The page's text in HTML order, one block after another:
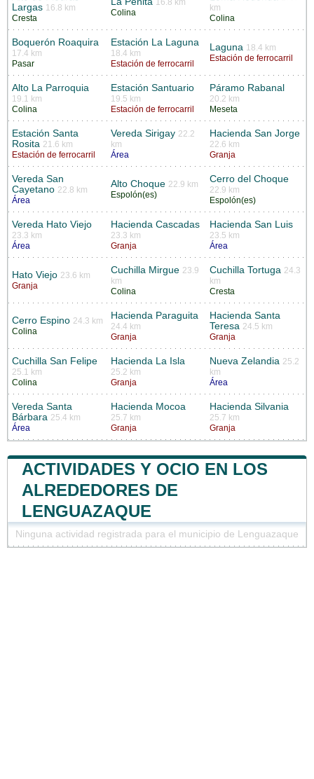
Largas 16.8 km
Cresta
16.8 km
Colina
km
Colina
Boquerón Roaquira
17.4 km
Pasar
Estación La Laguna
18.4 km
Estación de ferrocarril
Laguna 18.4 km
Estación de ferrocarril
Alto La Parroquia
19.1 km
Colina
Estación Santuario
19.5 km
Estación de ferrocarril
Páramo Rabanal
20.2 km
Meseta
Estación Santa
Rosita 21.6 km
Estación de ferrocarril
Vereda Sirigay 22.2
km
Área
Hacienda San Jorge
22.6 km
Granja
Vereda San
Cayetano 22.8 km
Área
Alto Choque 22.9 km
Espolón(es)
Cerro del Choque
22.9 km
Espolón(es)
Vereda Hato Viejo
23.3 km
Área
Hacienda Cascadas
23.3 km
Granja
Hacienda San Luis
23.5 km
Área
Hato Viejo 23.6 km
Granja
Cuchilla Mirgue 23.9
km
Colina
Cuchilla Tortuga 24.3
km
Cresta
Cerro Espino 24.3 km
Colina
Hacienda Paraguita
24.4 km
Granja
Hacienda Santa
Teresa 24.5 km
Granja
Cuchilla San Felipe
25.1 km
Colina
Hacienda La Isla
25.2 km
Granja
Nueva Zelandia 25.2
km
Área
Vereda Santa
Bárbara 25.4 km
Área
Hacienda Mocoa
25.7 km
Granja
Hacienda Silvania
25.7 km
Granja
ACTIVIDADES Y OCIO EN LOS
ALREDEDORES DE
LENGUAZAQUE
Ninguna actividad registrada para el municipio de Lenguazaque